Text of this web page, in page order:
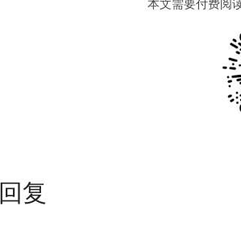
本文需要付费阅
复